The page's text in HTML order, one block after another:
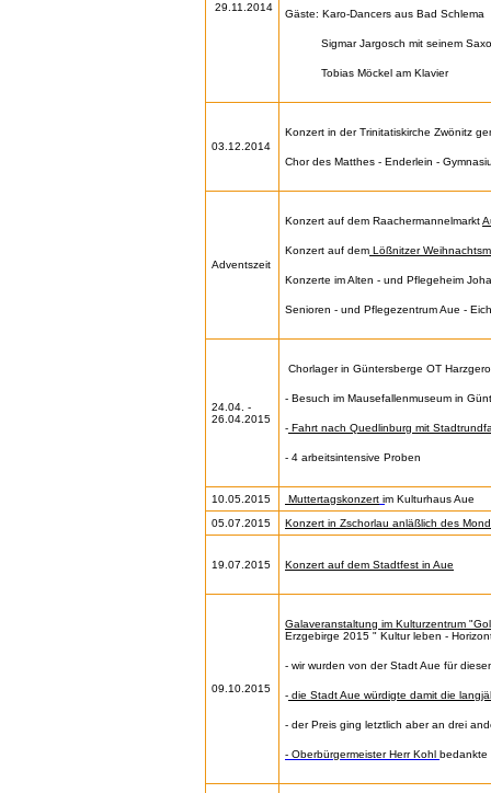
29.11.2014
Gäste: Karo-Dancers aus Bad Schlema
Sigmar Jargosch mit seinem
Tobias Möckel am Klavier
03.12.2014
Konzert in der Trinitatiskirche Zwönitz
Chor des Matthes - Enderlein -
Adventszeit
Konzert auf dem Raachermannelmarkt
Konzert auf dem Lößnitzer
Konzerte im Alten - und Pflegeheim
Senioren - und Pflegezentrum Aue -
24.04. -
26.04.2015
Chorlager in Güntersberge OT
- Besuch im Mausefallenmuseum in
- Fahrt nach Quedlinburg mit
- 4 arbeitsintensive Proben
10.05.2015 Muttertagskonzert im Kulturhaus Aue
05.07.2015
Konzert in Zschorlau anläßlich des
19.07.2015 Konzert auf dem Stadtfest in Aue
09.10.2015
Galaveranstaltung im Kulturzentrum
Erzgebirge 2015 " Kultur leben -
- wir wurden von der Stadt Aue für
- die Stadt Aue würdigte damit die
- der Preis ging letztlich aber an drei
- Oberbürgermeister Herr Kohl bedankte